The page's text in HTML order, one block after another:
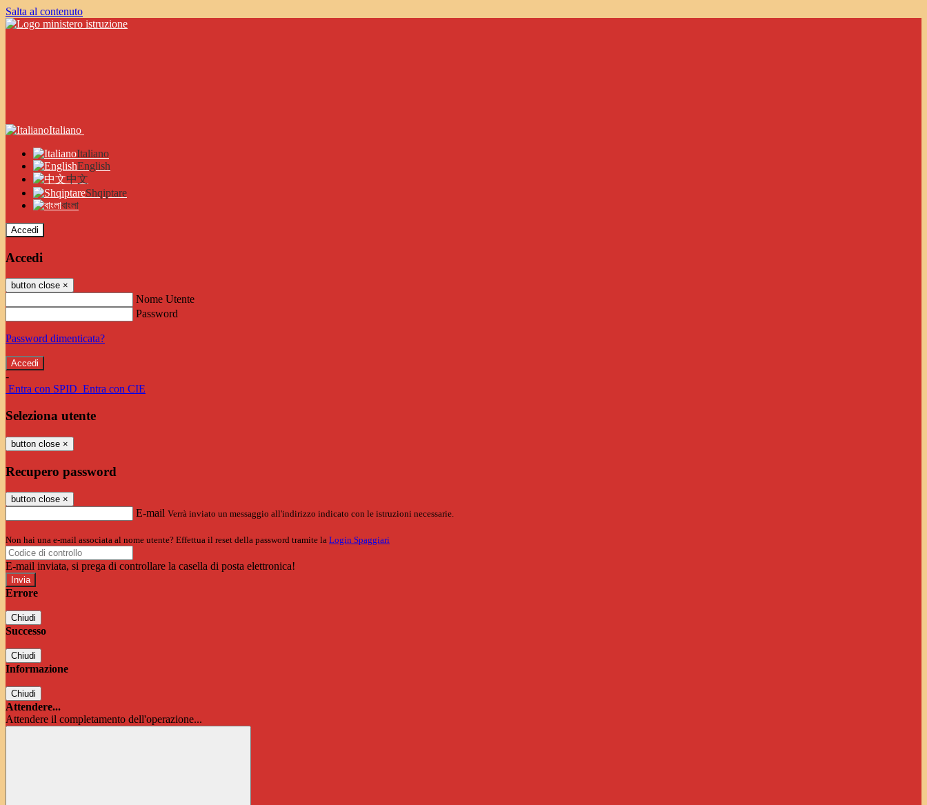
Salta al contenuto
Italiano
Italiano
English
中文
Shqiptare
বাংলা
Accedi
Accedi
button close ×
Nome Utente
Password
Password dimenticata?
-
Entra con SPID Entra con CIE
Seleziona utente
button close ×
Recupero password
button close ×
E-mail Verrà inviato un messaggio all'indirizzo indicato con le istruzioni necessarie.
Non hai una e-mail associata al nome utente? Effettua il reset della password tramite la Login Spaggiari
E-mail inviata, si prega di controllare la casella di posta elettronica!
Errore
Chiudi
Successo
Chiudi
Informazione
Chiudi
Attendere...
Attendere il completamento dell'operazione...